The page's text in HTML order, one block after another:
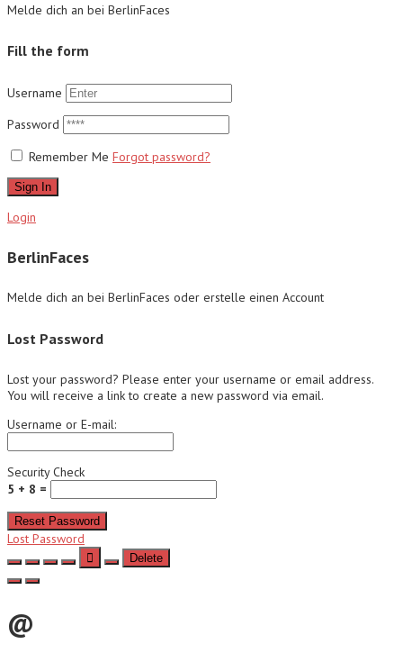
Melde dich an bei BerlinFaces
Fill the form
Username
Password
Remember Me Forgot password?
Sign In
Login
BerlinFaces
Melde dich an bei BerlinFaces oder erstelle einen Account
Lost Password
Lost your password? Please enter your username or email address.
You will receive a link to create a new password via email.
Username or E-mail:
Security Check
5 + 8 =
Reset Password
Lost Password
Delete
@